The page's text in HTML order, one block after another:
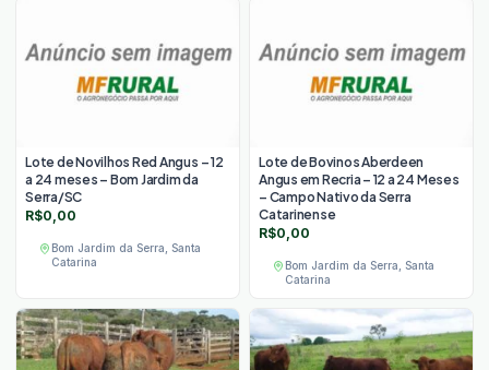
Lote de Novilhos Red Angus – 12
a 24 meses – Bom Jardim da
Serra/SC
R$0,00
Bom Jardim da Serra, Santa
Catarina
Lote de Bovinos Aberdeen
Angus em Recria – 12 a 24 Meses
– Campo Nativo da Serra
Catarinense
R$0,00
Bom Jardim da Serra, Santa
Catarina